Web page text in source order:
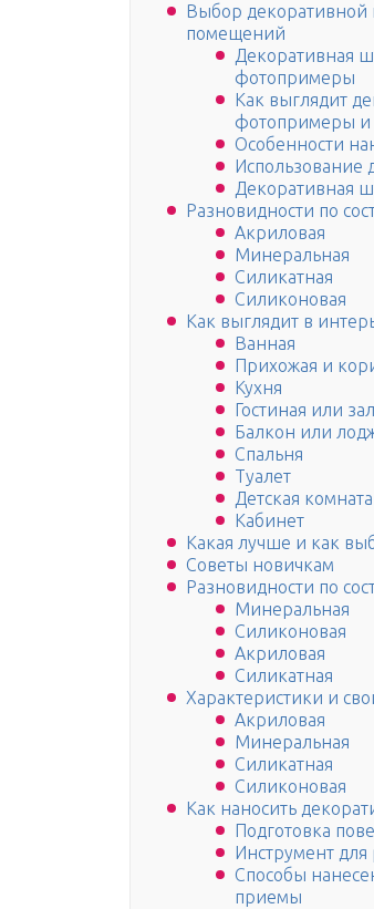
Выбор декоративной
помещений
Декоративная
фотопримеры
Как выглядит
фотопримеры
Особенности
Использование
Декоративная
Разновидности по
Акриловая
Минеральная
Силикатная
Силиконовая
Как выглядит в
Ванная
Прихожая и
Кухня
Гостиная или зал
Балкон или
Спальня
Туалет
Детская комната
Кабинет
Какая лучше и как
Советы новичкам
Разновидности по
Минеральная
Силиконовая
Акриловая
Силикатная
Характеристики и
Акриловая
Минеральная
Силикатная
Силиконовая
Как наносить
Подготовка
Инструмент
Способы
приемы